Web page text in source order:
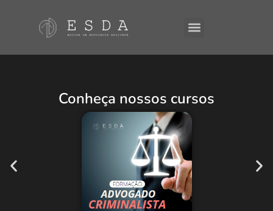
Conheça nossos cursos